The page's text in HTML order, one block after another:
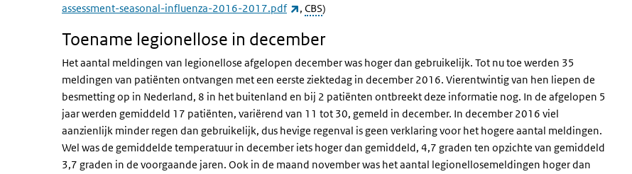
assessment-seasonal-influenza-2016-2017.pdf
(externe link)
,CBS)
Toename legionellose in december
Het aantal meldingen van legionellose afgelopen december was hoger dan gebruikelijk. Tot nu toe werden 35
meldingen van patiënten ontvangen met een eerste ziektedag in december 2016. Vierentwintig van hen liepen de
besmetting op in Nederland, 8 in het buitenland en bij 2 patiënten ontbreekt deze informatie nog. In de afgelopen 5
jaar werden gemiddeld 17 patiënten, variërend van 11 tot 30, gemeld in december. In december 2016 viel
aanzienlijk minder regen dan gebruikelijk, dus hevige regenval is geen verklaring voor het hogere aantal meldingen.
Wel was de gemiddelde temperatuur in december iets hoger dan gemiddeld, 4,7 graden ten opzichte van gemiddeld
3,7 graden in de voorgaande jaren. Ook in de maand novemberwas het aantal legionellosemeldingen hoger dan